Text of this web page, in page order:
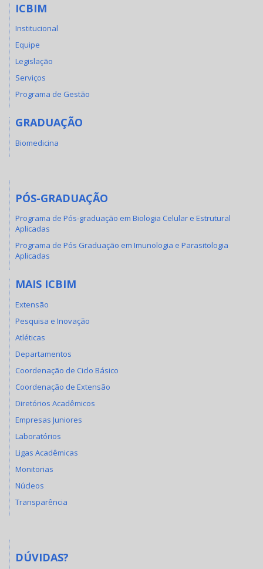
ICBIM
Institucional
Equipe
Legislação
Serviços
Programa de Gestão
GRADUAÇÃO
Biomedicina
PÓS-GRADUAÇÃO
Programa de Pós-graduação em Biologia Celular e Estrutural
Aplicadas
Programa de Pós Graduação em Imunologia e Parasitologia
Aplicadas
MAIS ICBIM
Extensão
Pesquisa e Inovação
Atléticas
Departamentos
Coordenação de Ciclo Básico
Coordenação de Extensão
Diretórios Acadêmicos
Empresas Juniores
Laboratórios
Ligas Acadêmicas
Monitorias
Núcleos
Transparência
DÚVIDAS?